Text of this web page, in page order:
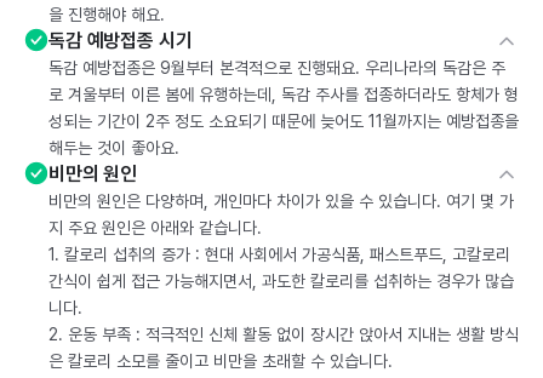
을 진행해야 해요.
독감 예방접종 시기
독감 예방접종은 9월부터 본격적으로 진행돼요. 우리나라의 독감은 주
로 겨울부터 이른 봄에 유행하는데, 독감 주사를 접종하더라도 항체가 형
성되는 기간이 2주 정도 소요되기 때문에 늦어도 11월까지는 예방접종을
해두는 것이 좋아요.
비만의 원인
비만의 원인은 다양하며, 개인마다 차이가 있을 수 있습니다. 여기 몇 가
지 주요 원인은 아래와 같습니다.
1. 칼로리 섭취의 증가 : 현대 사회에서 가공식품, 패스트푸드, 고칼로리
간식이 쉽게 접근 가능해지면서, 과도한 칼로리를 섭취하는 경우가 많습
니다.
2. 운동 부족 : 적극적인 신체 활동 없이 장시간 앉아서 지내는 생활 방식
은 칼로리 소모를 줄이고 비만을 초래할 수 있습니다.